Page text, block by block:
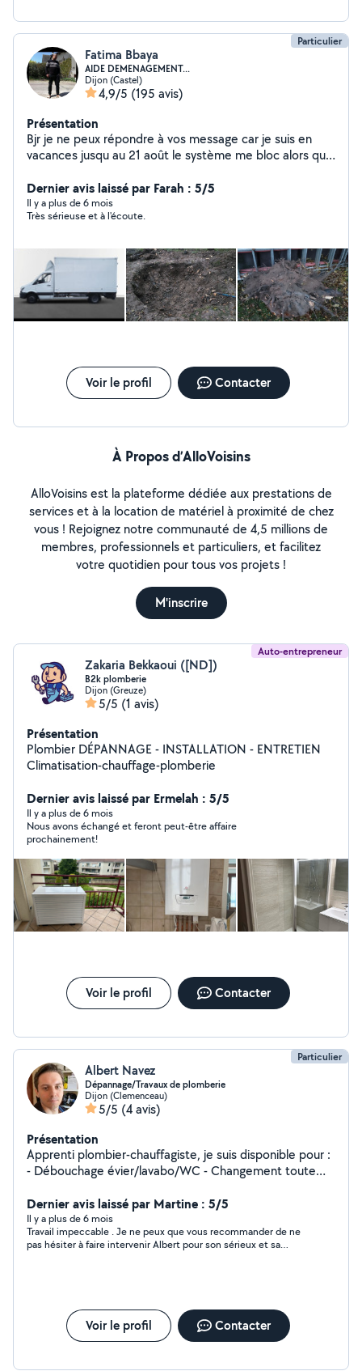
Particulier
Fatima Bbaya
AIDE DEMENAGEMENT...
Dijon (Castel)
4,9/5 (195 avis)
Présentation
Bjr je ne peux répondre à vos message car je suis en
vacances jusqu au 21 août le système me bloc alors que
je met un coeur à vous de changer votre demande pour
pouvoir me contacter. En livraison, manutention,aide
ménagère,cuisinière,pâtissière,traiteur,couturière,manut
jardiner,travailler la terre, bêcher,semer,planter
arbustes,plantes déssouchages, abattre arbres stérer
et fendre,faire des courses pour des clients,sur ces
domaines nous sommes hyper qualifié, sérieux,
rigoureux, appliqué,passionné, et surtout digne de
tronçonneuse sthil professionnel, merlin coin Équipé d 1
machine à coudre professionnelle singer. Regardez les
photos de profil vous verrez mes affaires et nos
Dernier avis laissé par Farah : 5/5
Il y a plus de 6 mois
Très sérieuse et à l'écoute.
Voir le profil Contacter
À Propos d’AlloVoisins
AlloVoisins est la plateforme dédiée aux prestations de
services et à la location de matériel à proximité de chez
vous ! Rejoignez notre communauté de 4,5 millions de
membres, professionnels et particuliers, et facilitez
votre quotidien pour tous vos projets !
M'inscrire
Auto-entrepreneur
Zakaria Bekkaoui ([ND])
B2k plomberie
Dijon (Greuze)
5/5 (1 avis)
Présentation
Plombier DÉPANNAGE - INSTALLATION - ENTRETIEN
Climatisation-chauffage-plomberie
Dernier avis laissé par Ermelah : 5/5
Il y a plus de 6 mois
Nous avons échangé et feront peut-être affaire
prochainement!
Voir le profil Contacter
Particulier
Albert Navez
Dépannage/Travaux de plomberie
Dijon (Clemenceau)
5/5 (4 avis)
Présentation
Apprenti plombier-chauffagiste, je suis disponible pour :
- Débouchage évier/lavabo/WC - Changement toute
Changement de joints - Petits travaux de raccordement
et évacuation sanitaires
Dernier avis laissé par Martine : 5/5
Il y a plus de 6 mois
Travail impeccable . Je ne peux que vous recommander de ne
pas hésiter à faire intervenir Albert pour son sérieux et sa
Voir le profil Contacter